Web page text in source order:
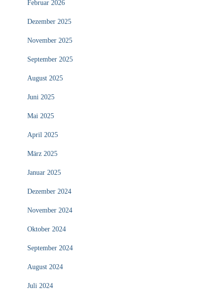
Februar 2026
Dezember 2025
November 2025
September 2025
August 2025
Juni 2025
Mai 2025
April 2025
März 2025
Januar 2025
Dezember 2024
November 2024
Oktober 2024
September 2024
August 2024
Juli 2024